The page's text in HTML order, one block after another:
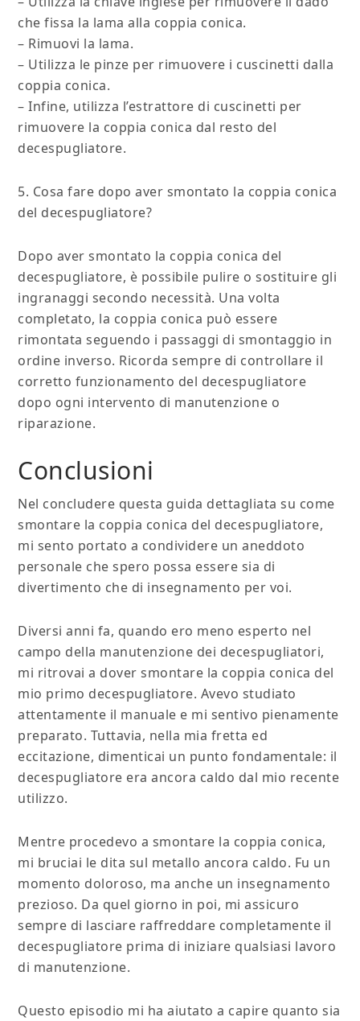
che fissa la lama alla coppia conica.
– Rimuovi la lama.
– Utilizza le pinze per rimuovere i cuscinetti dalla
coppia conica.
– Infine, utilizza l’estrattore di cuscinetti per
rimuovere la coppia conica dal resto del
decespugliatore.
5. Cosa fare dopo aver smontato la coppia conica
del decespugliatore?
Dopo aver smontato la coppia conica del
decespugliatore, è possibile pulire o sostituire gli
ingranaggi secondo necessità. Una volta
completato, la coppia conica può essere
rimontata seguendo i passaggi di smontaggio in
ordine inverso. Ricorda sempre di controllare il
corretto funzionamento del decespugliatore
dopo ogni intervento di manutenzione o
riparazione.
Conclusioni
Nel concludere questa guida dettagliata su come
smontare la coppia conica del decespugliatore,
mi sento portato a condividere un aneddoto
personale che spero possa essere sia di
divertimento che di insegnamento per voi.
Diversi anni fa, quando ero meno esperto nel
campo della manutenzione dei decespugliatori,
mi ritrovai a dover smontare la coppia conica del
mio primo decespugliatore. Avevo studiato
attentamente il manuale e mi sentivo pienamente
preparato. Tuttavia, nella mia fretta ed
eccitazione, dimenticai un punto fondamentale: il
decespugliatore era ancora caldo dal mio recente
utilizzo.
Mentre procedevo a smontare la coppia conica,
mi bruciai le dita sul metallo ancora caldo. Fu un
momento doloroso, ma anche un insegnamento
prezioso. Da quel giorno in poi, mi assicuro
sempre di lasciare raffreddare completamente il
decespugliatore prima di iniziare qualsiasi lavoro
di manutenzione.
Questo episodio mi ha aiutato a capire quanto sia